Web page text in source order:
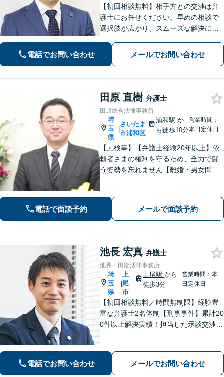
【初回相談無料】相手方との交渉は弁
護士にお任せください。早めの相談で
選択肢が広がり、スムーズな解決につ
豊富】【示談成功・不起訴獲得の実績
豊富】あなたの権利を守り、最善の結
電話でお問い合わせ メールでお問い合わせ
田原 直樹 弁護士
田原総合法律事務所
埼
玉
県
|
さいたま
市浦和区
浦和駅か
ら徒歩10分
営業時間：
本日定休日
【元検事】【弁護士経験20年以上】依
頼者さまの権利を守るため、全力で闘
う姿勢を忘れません【離婚・男女問
分・遺留分にも積極的に対応【夜間／
休日の相談可能】
電話で面談予約 メールで面談予約
池長 宏真 弁護士
池長・田部法律事務所
埼
玉
県
|
上
尾
市
上尾駅から
徒歩3分
営業時間：本
日定休日
【初回相談無料／時間無制限】経験豊
富な弁護士2名体制【刑事事件】累計20
0件以上解決実績！担当した示談交渉の
料請求や財産分与、親権、養育費な
ど、累計200件以上の解決実績【上尾駅
電話でお問い合わせ メールでお問い合わせ